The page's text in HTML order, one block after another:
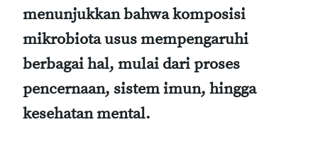
menunjukkan bahwa komposisi
mikrobiota usus mempengaruhi
berbagai hal, mulai dari proses
pencernaan, sistem imun, hingga
kesehatan mental.